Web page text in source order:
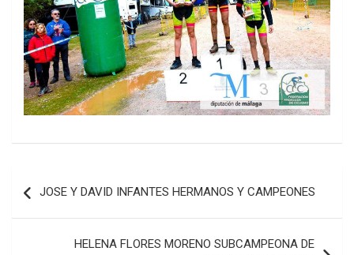
de
JOSE Y DAVID INFANTES HERMANOS Y CAMPEONES
HELENA FLORES MORENO SUBCAMPEONA DE